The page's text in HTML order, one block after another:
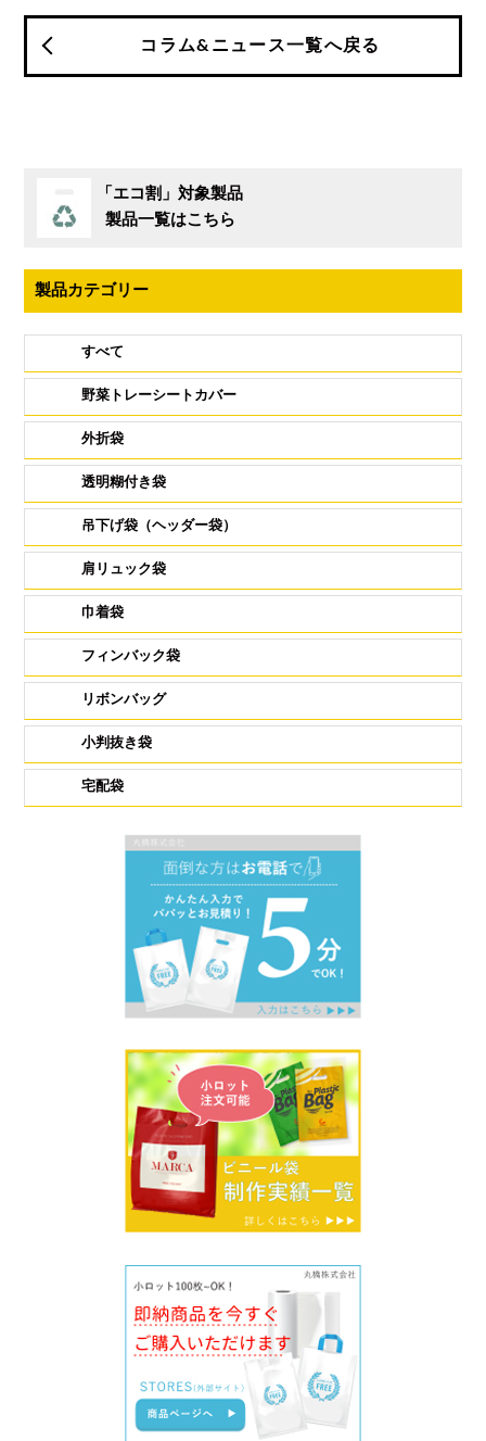
「エコ割」対象製品
製品一覧はこちら
製品カテゴリー
すべて
野菜トレーシートカバー
外折袋
透明糊付き袋
吊下げ袋（ヘッダー袋）
肩リュック袋
巾着袋
フィンバック袋
リボンバッグ
小判抜き袋
宅配袋
コラム&ニュース一覧へ戻る